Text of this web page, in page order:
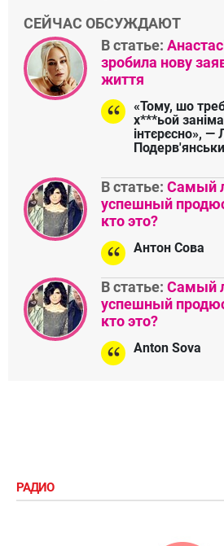
СЕЙЧАС ОБСУЖДАЮТ
В статье:
зробила нову
життя
«Тому, шо
х***ьой
інтєрєсно», —
В статье: Самый
успешный
кто это?
Антон Сова
В статье: Самый
успешный
кто это?
Anton Sova
РАДИО